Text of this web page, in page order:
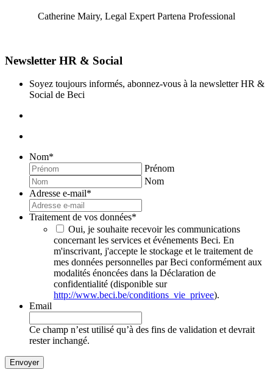
Catherine Mairy, Legal Expert Partena Professional
Newsletter HR & Social
Soyez toujours informés, abonnez-vous à la newsletter HR &
Social de Beci
Nom*
Prénom
Nom
Adresse e-mail*
Traitement de vos données*
Oui, je souhaite recevoir les communications
concernant les services et événements Beci. En
m'inscrivant, j'accepte le stockage et le traitement de
mes données personnelles par Beci conformément aux
modalités énoncées dans la Déclaration de
confidentialité (disponible sur
http://www.beci.be/conditions_vie_privee).
Email
Ce champ n’est utilisé qu’à des fins de validation et devrait
rester inchangé.